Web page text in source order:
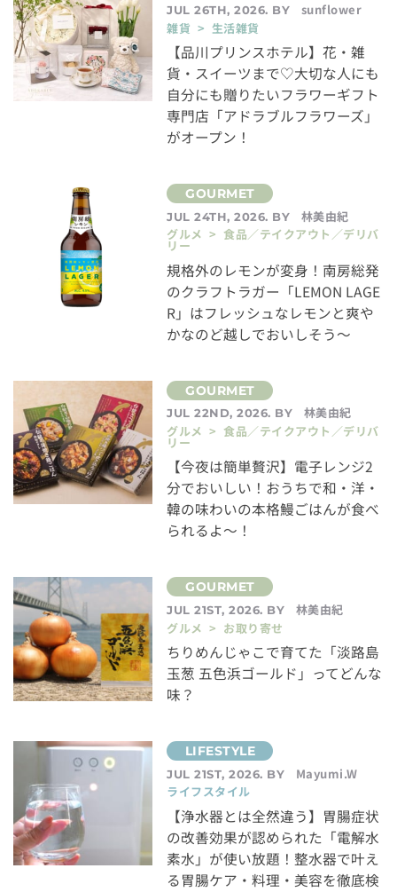
JUL 26TH, 2026. BY
sunflower
雑貨 > 生活雑貨
【品川プリンスホテル】花・雑
貨・スイーツまで♡大切な人にも
自分にも贈りたいフラワーギフト
専門店「アドラブルフラワーズ」
がオープン！
JUL 24TH, 2026. BY
林美由紀
グルメ > 食品／テイクアウト／デリバ
リー
規格外のレモンが変身！南房総発
のクラフトラガー「LEMON LAGE
R」はフレッシュなレモンと爽や
かなのど越しでおいしそう～
JUL 22ND, 2026. BY
林美由紀
グルメ > 食品／テイクアウト／デリバ
リー
【今夜は簡単贅沢】電子レンジ2
分でおいしい！おうちで和・洋・
韓の味わいの本格鰻ごはんが食べ
られるよ～！
JUL 21ST, 2026. BY
林美由紀
グルメ > お取り寄せ
ちりめんじゃこで育てた「淡路島
玉葱 五色浜ゴールド」ってどんな
味？
JUL 21ST, 2026. BY
Mayumi.W
ライフスタイル
【浄水器とは全然違う】胃腸症状
の改善効果が認められた「電解水
素水」が使い放題！整水器で叶え
る胃腸ケア・料理・美容を徹底検